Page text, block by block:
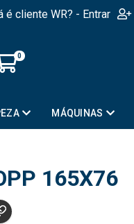
é cliente WR? - Entrar
0
MÁQUINAS
165X76